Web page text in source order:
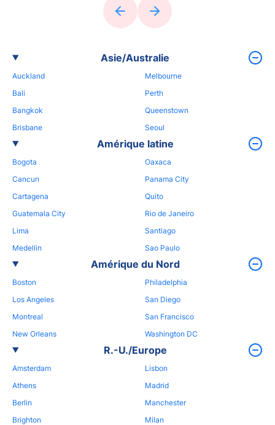
Asie/Australie
Auckland
Bali
Bangkok
Brisbane
Melbourne
Perth
Queenstown
Seoul
Amérique latine
Bogota
Cancun
Cartagena
Guatemala City
Lima
Medellin
Oaxaca
Panama City
Quito
Rio de Janeiro
Santiago
Sao Paulo
Amérique du Nord
Boston
Los Angeles
Montreal
New Orleans
Philadelphia
San Diego
San Francisco
Washington DC
R.-U./Europe
Amsterdam
Athens
Berlin
Brighton
Lisbon
Madrid
Manchester
Milan